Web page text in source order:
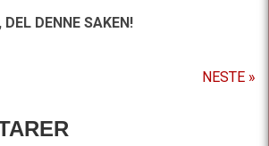
DEL DENNE SAKEN!
NESTE »